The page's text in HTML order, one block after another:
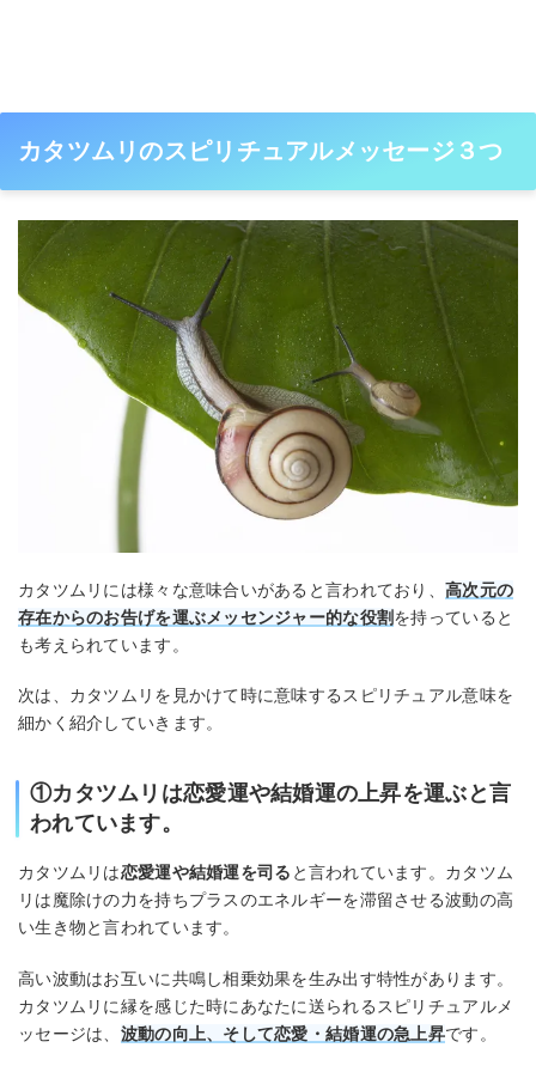
カタツムリのスピリチュアルメッセージ３つ
カタツムリには様々な意味合いがあると言われており、 高次元の
存在からのお告げを運ぶメッセンジャー的な役割を持っていると
も考えられています。
次は、カタツムリを見かけて時に意味するスピリチュアル意味を
細かく紹介していきます。
①カタツムリは恋愛運や結婚運の上昇を運ぶと言
われています。
カタツムリは恋愛運や結婚運を司る と言われています。カタツム
リは魔除けの力を持ちプラスのエネルギーを滞留させる波動の高
い生き物と言われています。
高い波動はお互いに共鳴し相乗効果を生み出す特性があります。
カタツムリに縁を感じた時にあなたに送られるスピリチュアルメ
ッセージは、 波動の向上、そして恋愛・結婚運の急上昇です。